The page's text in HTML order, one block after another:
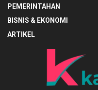
PEMERINTAHAN
BISNIS & EKONOMI
ARTIKEL